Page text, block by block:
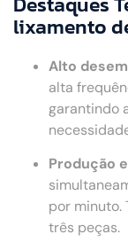
lixamento
Alto
alta
garantindo
Produção
por minuto.
três peças.